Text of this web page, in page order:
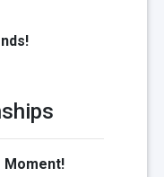
Moment!